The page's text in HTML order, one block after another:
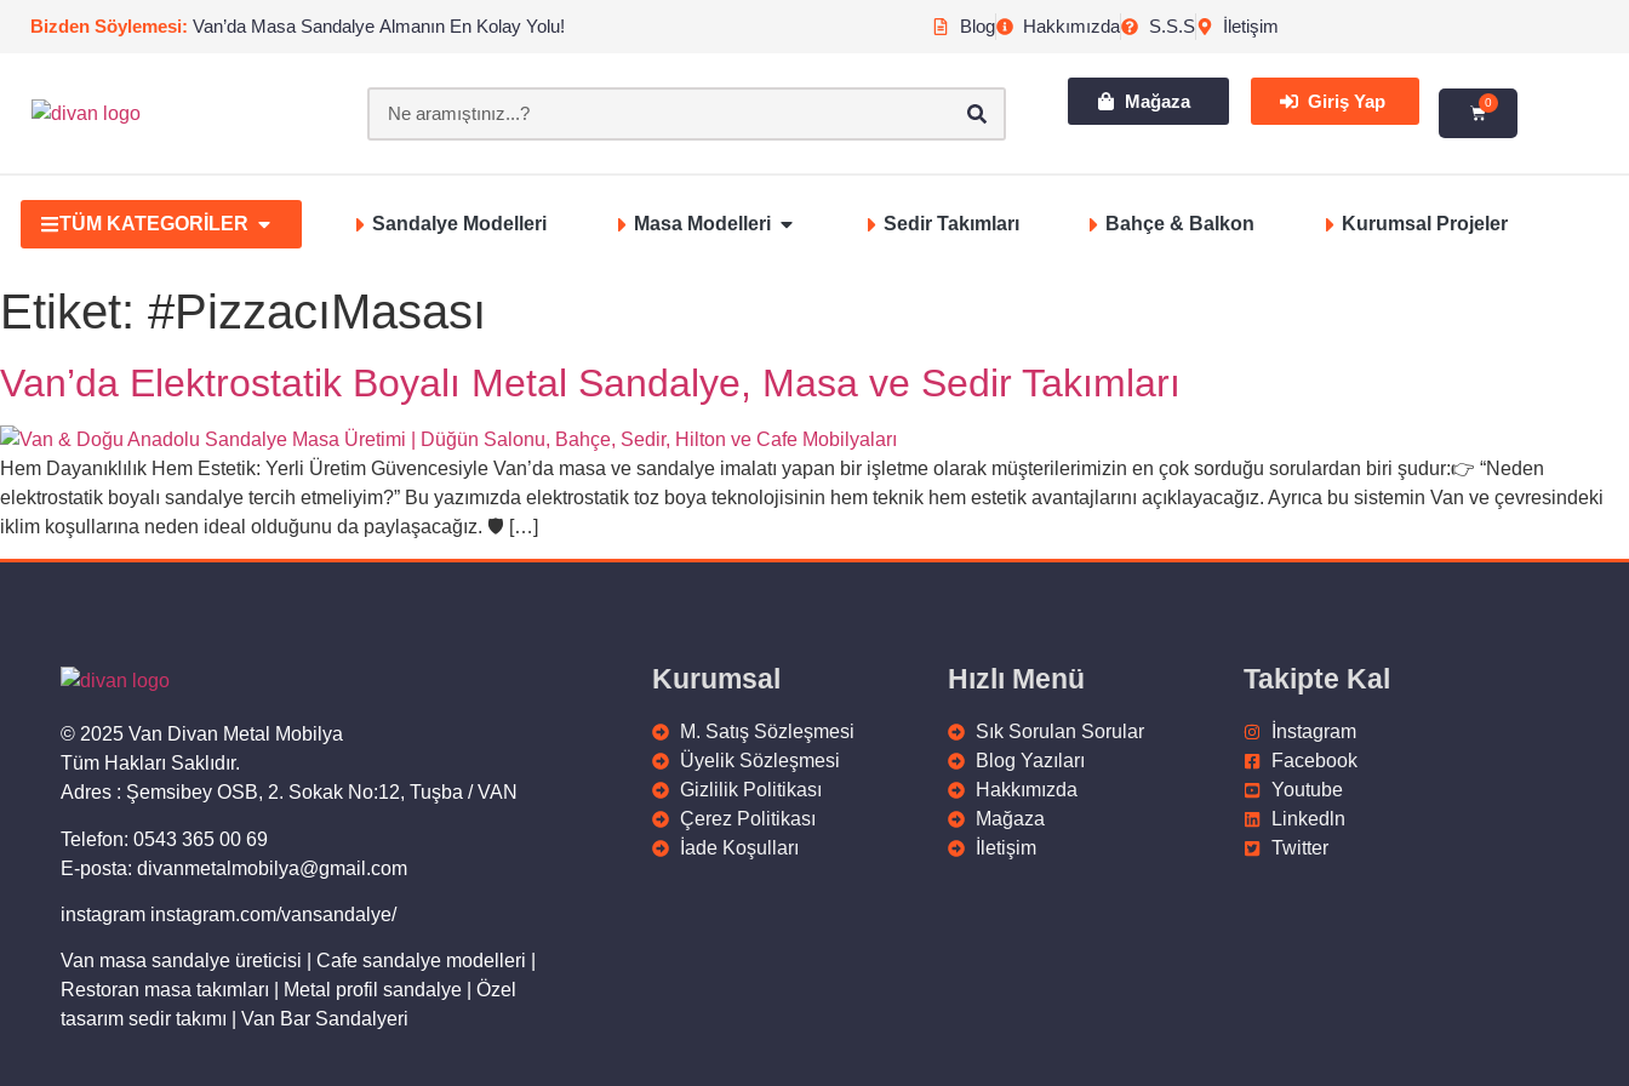
Bizden Söylemesi: Van’da Masa Sandalye Almanın En Kolay Yolu! Blog Hakkımızda S.S.S İletişim
Mağaza Giriş Yap 0
TÜM KATEGORİLER Sandalye Modelleri Masa Modelleri Sedir Takımları Bahçe & Balkon Kurumsal Projeler
Etiket: #PizzacıMasası
Van’da Elektrostatik Boyalı Metal Sandalye, Masa ve Sedir Takımları
Hem Dayanıklılık Hem Estetik: Yerli Üretim Güvencesiyle Van’da masa ve sandalye imalatı yapan bir işletme olarak müşterilerimizin en çok sorduğu sorulardan biri şudur:👉 “Neden
elektrostatik boyalı sandalye tercih etmeliyim?” Bu yazımızda elektrostatik toz boya teknolojisinin hem teknik hem estetik avantajlarını açıklayacağız. Ayrıca bu sistemin Van ve çevresindeki
iklim koşullarına neden ideal olduğunu da paylaşacağız. 🛡️ […]
© 2025 Van Divan Metal Mobilya
Tüm Hakları Saklıdır.
Adres : Şemsibey OSB, 2. Sokak No:12, Tuşba / VAN
Telefon: 0543 365 00 69
E-posta: divanmetalmobilya@gmail.com
instagram instagram.com/vansandalye/
Van masa sandalye üreticisi | Cafe sandalye modelleri |
Restoran masa takımları | Metal profil sandalye | Özel
tasarım sedir takımı | Van Bar Sandalyeri
Kurumsal
M. Satış Sözleşmesi
Üyelik Sözleşmesi
Gizlilik Politikası
Çerez Politikası
İade Koşulları
Hızlı Menü
Sık Sorulan Sorular
Blog Yazıları
Hakkımızda
Mağaza
İletişim
Takipte Kal
İnstagram
Facebook
Youtube
Linkedln
Twitter